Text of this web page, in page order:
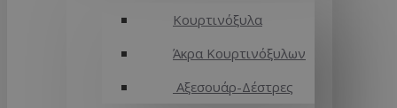
Κουρτινόξυλα
Άκρα Κουρτινόξυλων
Αξεσουάρ-Δέστρες